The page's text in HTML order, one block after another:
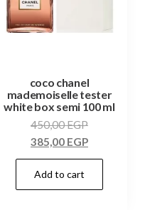
coco chanel
mademoiselle tester
white box semi 100 ml
450,00EGP
385,00 EGP
Add to cart